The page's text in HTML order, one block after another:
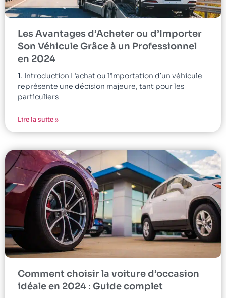
Les Avantages d’Acheter ou d’Importer
Son Véhicule Grâce à un Professionnel
en 2024
1. Introduction L’achat ou l’importation d’un véhicule
représente une décision majeure, tant pour les
particuliers
Lire la suite »
Comment choisir la voiture d’occasion
idéale en 2024 : Guide complet